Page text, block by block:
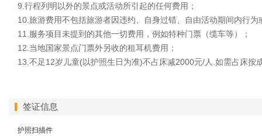
9.行程列明以外的景点或活动所引起的任何费用；
10.旅游费用不包括旅游者因违约、自身过错、自由活动期间内行
11.服务项目未提到的其他一切费用，例如特种门票（缆车等）；
12.当地国家景点门票外另收的租耳机费用；
13.不足12岁儿童(以护照生日为准)不占床减2000元/人.如需占床
签证信息
护照扫描件